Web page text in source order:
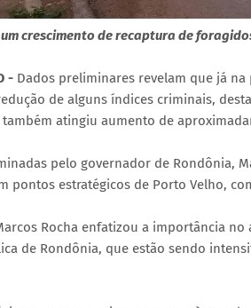
crescimento de recaptura de
- Dados preliminares revelam que já
de alguns índices criminais,
atingiu aumento de
pelo governador de Rondônia,
pontos estratégicos de Porto Velho,
Rocha enfatizou a importância
de Rondônia, que estão sendo